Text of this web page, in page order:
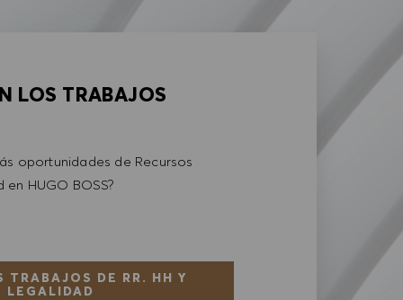
LOS TRABAJOS
oportunidades de Recursos
HUGO BOSS?
TRABAJOS DE RR. HH Y
LEGALIDAD